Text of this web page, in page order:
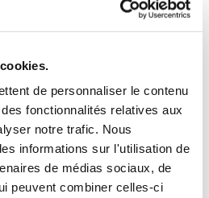
de personnaliser le contenu
fonctionnalités relatives aux
notre trafic. Nous
informations sur l'utilisation de
de médias sociaux, de
peuvent combiner celles-ci
Habillage Bois
Cloison de
(hors franchise)